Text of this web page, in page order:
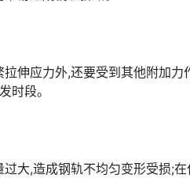
伸应力外,还要受到其他附加
段。
大,造成钢轨不均匀变形受损;